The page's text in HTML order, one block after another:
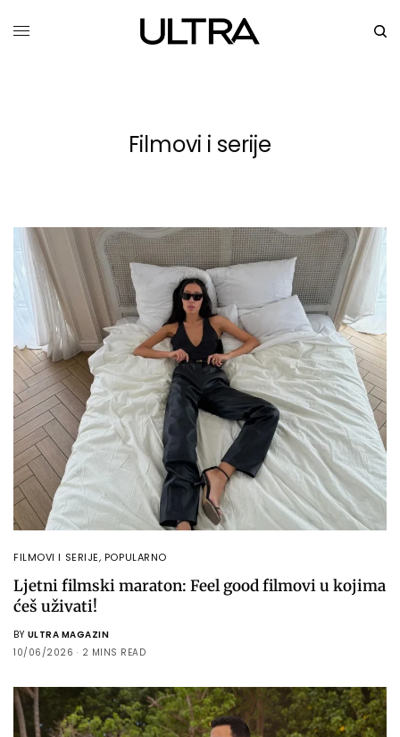
Filmovi i serije
FILMOVI I SERIJE, POPULARNO
Ljetni filmski maraton: Feel good filmovi u kojima
ćeš uživati!
BY ULTRA MAGAZIN
10/06/2026
2 MINS READ